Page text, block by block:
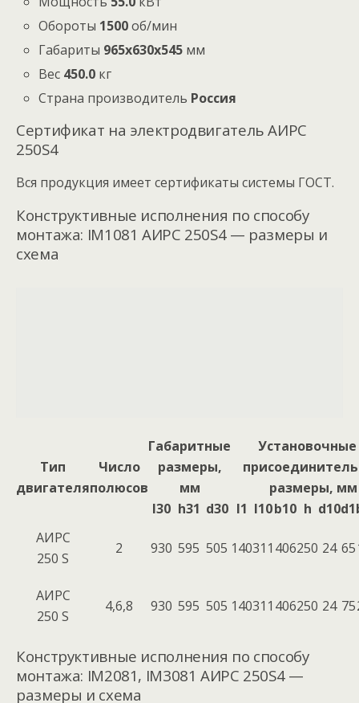
Обороты 1500об/мин
Габариты 965x630x545 мм
Вес 450.0 кг
Страна производитель Россия
Сертификат на электродвигатель АИРС
250S4
Вся продукция имеет сертификаты системы ГОСТ.
Конструктивные исполнения по способу
монтажа: IM1081 АИРС 250S4 — размеры и
схема
Тип
двигателя
Число
полюсов
Габаритные
размеры,
мм
размеры, мм
l30 h31 d30 l1 l10b10 h d10d1
АИРС
250 S
2 930 595 505 140311 406250 24 65
АИРС
250 S
4,6,8 930 595 505 140311 406250 24 75
Конструктивные исполнения по способу
монтажа: IM2081, IM3081 АИРС 250S4 —
размеры и схема